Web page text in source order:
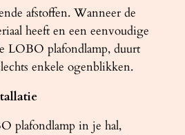
afstoffen. Wanneer de
heeft en een eenvoudige
LOBO plafondlamp, duurt
enkele ogenblikken.
plafondlamp in je hal,